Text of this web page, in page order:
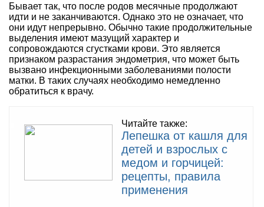
Бывает так, что после родов месячные продолжают
идти и не заканчиваются. Однако это не означает, что
они идут непрерывно. Обычно такие продолжительные
выделения имеют мазущий характер и
сопровождаются сгустками крови. Это является
признаком разрастания эндометрия, что может быть
вызвано инфекционными заболеваниями полости
матки. В таких случаях необходимо немедленно
обратиться к врачу.
Читайте также:
Лепешка от кашля для
детей и взрослых с
медом и горчицей:
рецепты, правила
применения